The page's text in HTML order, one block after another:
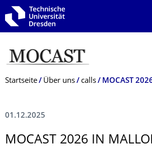
Zur Hauptnavigation springen
Zur Suche springen
Zum Inhalt springen
Breadcrumb-Menü
Startseite Über uns calls MOCAST
01.12.2025
MOCAST 2026 IN